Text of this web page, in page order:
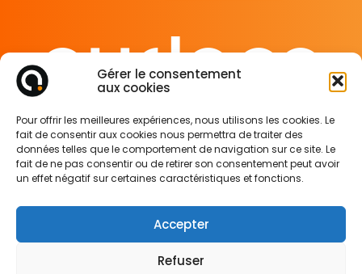
Gérer le consentement
aux cookies
Pour offrir les meilleures expériences, nous utilisons les cookies. Le
fait de consentir aux cookies nous permettra de traiter des
données telles que le comportement de navigation sur ce site. Le
fait de ne pas consentir ou de retirer son consentement peut avoir
un effet négatif sur certaines caractéristiques et fonctions.
Accepter
Refuser
65 rue de Glasgow
62138 Douvrin France
Mentions légales
Politique de confidentialité
Politique des cookies